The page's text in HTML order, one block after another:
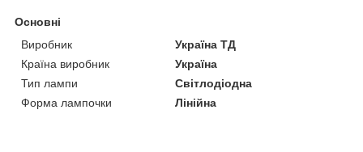
Основні
Виробник
Україна ТД
Країна виробник
Україна
Тип лампи
Світлодіодна
Форма лампочки
Лінійна